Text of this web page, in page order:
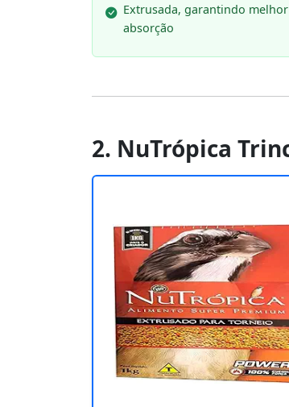
Extrusada, garantindo
absorção
2. NuTrópica